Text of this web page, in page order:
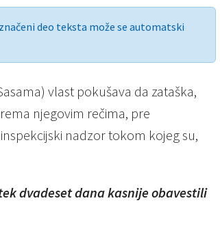
deo teksta može se automatski
vlast pokušava da zataška,
njegovim rečima, pre
nadzor tokom kojeg su,
dvadeset dana kasnije obavestili